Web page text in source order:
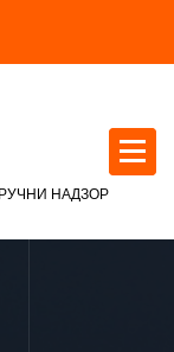
НАДЗОР